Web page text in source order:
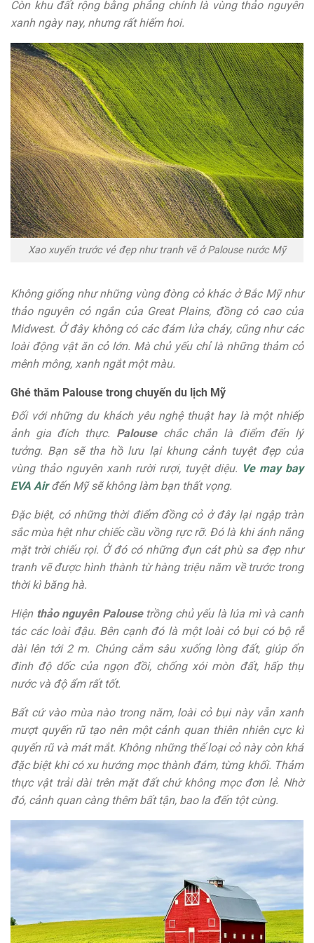
Còn khu đất rộng bằng phẳng chính là vùng thảo nguyên
xanh ngày nay, nhưng rất hiếm hoi.
Xao xuyến trước vẻ đẹp như tranh vẽ ở Palouse nước Mỹ
Không giống như những vùng đòng cỏ khác ở Bắc Mỹ như
thảo nguyên cỏ ngắn của Great Plains, đồng cỏ cao của
Midwest. Ở đây không có các đám lửa cháy, cũng như các
loài động vật ăn cỏ lớn. Mà chủ yếu chỉ là những thảm cỏ
mênh mông, xanh ngắt một màu.
Ghé thăm Palouse trong chuyến du lịch Mỹ
Đối với những du khách yêu nghệ thuật hay là một nhiếp
ảnh gia đích thực. Palousechắc chắn là điểm đến lý
tưởng. Bạn sẽ tha hồ lưu lại khung cảnh tuyệt đẹp của
vùng thảo nguyên xanh rười rượi, tuyệt diệu. Ve may bay
EVA Airđến Mỹ sẽ không làm bạn thất vọng.
Đặc biệt, có những thời điểm đồng cỏ ở đây lại ngập tràn
sắc mùa hệt như chiếc cầu vồng rực rỡ. Đó là khi ánh nắng
mặt trời chiếu rọi. Ở đó có những đụn cát phù sa đẹp như
tranh vẽ được hình thành từ hàng triệu năm về trước trong
thời kì băng hà.
Hiện thảo nguyên Palousetrồng chủ yếu là lúa mì và canh
tác các loài đậu. Bên cạnh đó là một loài cỏ bụi có bộ rễ
dài lên tới 2 m. Chúng cắm sâu xuống lòng đất, giúp ổn
đinh độ dốc của ngọn đồi, chống xói mòn đất, hấp thụ
nước và độ ẩm rất tốt.
Bất cứ vào mùa nào trong năm, loài cỏ bụi này vẫn xanh
mượt quyến rũ tạo nên một cảnh quan thiên nhiên cực kì
quyến rũ và mát mắt. Không những thế loại cỏ này còn khá
đặc biệt khi có xu hướng mọc thành đám, từng khối. Thảm
thực vật trải dài trên mặt đất chứ không mọc đơn lẻ. Nhờ
đó, cảnh quan càng thêm bất tận, bao la đến tột cùng.